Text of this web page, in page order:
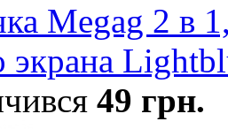
Megag 2 в
экрана
49 грн.